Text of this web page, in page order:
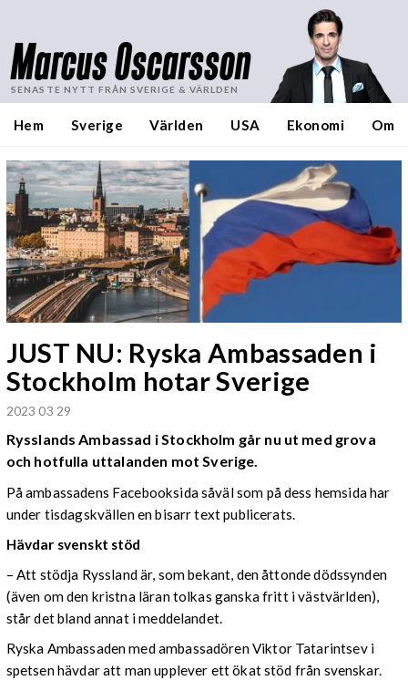
Marcus Oscarsson
SENASTE NYTT FRÅN SVERIGE & VÄRLDEN
Hem Sverige Världen USA Ekonomi Om
JUST NU: Ryska Ambassaden i
Stockholm hotar Sverige
2023 03 29
Rysslands Ambassad i Stockholm går nu ut med grova
och hotfulla uttalanden mot Sverige.
På ambassadens Facebooksida såväl som på dess hemsida har
under tisdagskvällen en bisarr text publicerats.
Hävdar svenskt stöd
– Att stödja Ryssland är, som bekant, den åttonde dödssynden
(även om den kristna läran tolkas ganska fritt i västvärlden),
står det bland annat i meddelandet.
Ryska Ambassaden med ambassadören Viktor Tatarintsev i
spetsen hävdar att man upplever ett ökat stöd från svenskar.